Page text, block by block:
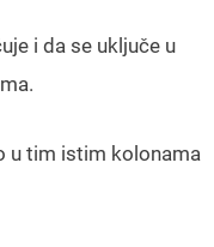
i da se uključe u
u tim istim kolonama